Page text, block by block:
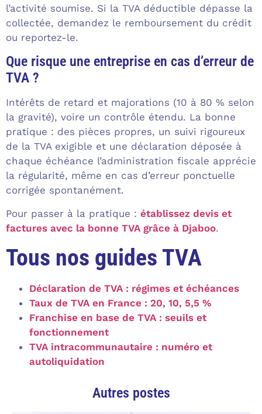
l’activité soumise. Si la TVA déductible dépasse la
collectée, demandez le remboursement du crédit
ou reportez-le.
Que risque une entreprise en cas d’erreur de
TVA ?
Intérêts de retard et majorations (10 à 80 % selon
la gravité), voire un contrôle étendu. La bonne
pratique : des pièces propres, un suivi rigoureux
de la TVA exigible et une déclaration déposée à
chaque échéance l’administration fiscale apprécie
la régularité, même en cas d’erreur ponctuelle
corrigée spontanément.
Pour passer à la pratique : établissez devis et
factures avec la bonne TVA grâce à Djaboo.
Tous nos guides TVA
Déclaration de TVA : régimes et échéances
Taux de TVA en France : 20, 10, 5,5 %
Franchise en base de TVA : seuils et
fonctionnement
TVA intracommunautaire : numéro et
autoliquidation
Autres postes